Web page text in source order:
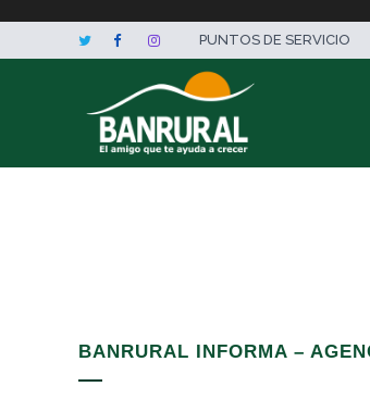
PUNTOS DE SERVICIO
BANRURAL INFORMA –